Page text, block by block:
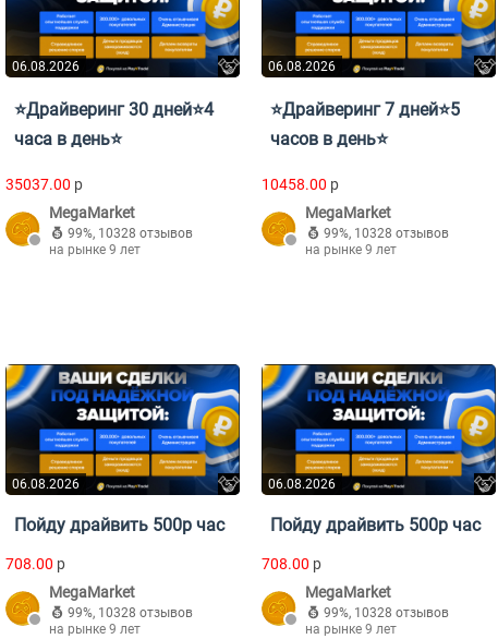
06.08.2026
⭐Драйверинг 30 дней⭐4
часа в день⭐
35037.00 p
MegaMarket
99%, 10328 отзывов
на рынке 9 лет
06.08.2026
⭐Драйверинг 7 дней⭐5
часов в день⭐
10458.00 p
MegaMarket
99%, 10328 отзывов
на рынке 9 лет
06.08.2026
Пойду драйвить 500р час
708.00 p
MegaMarket
99%, 10328 отзывов
на рынке 9 лет
06.08.2026
Пойду драйвить 500р час
708.00 p
MegaMarket
99%, 10328 отзывов
на рынке 9 лет